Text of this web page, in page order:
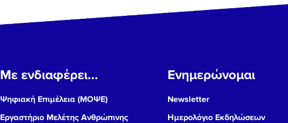
Με ενδιαφέρει...
Ψηφιακή Επιμέλεια (ΜΟΨΕ)
Εργαστήριο Μελέτης Ανθρώπινης
Ενημερώνομαι
Newsletter
Ημερολόγιο Εκδηλώσεων